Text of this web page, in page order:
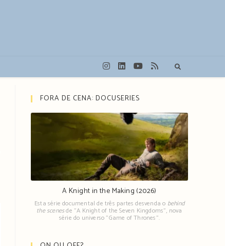
FORA DE CENA: DOCUSERIES
A Knight in the Making (2026)
Esta série documental de três partes desvenda o behind
the scenesde "A Knight of the Seven Kingdoms", nova
série do universo "Game of Thrones".